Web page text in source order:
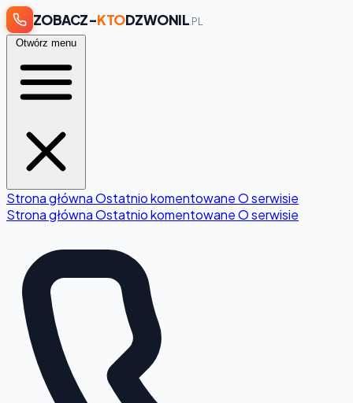
ZOBACZ-KTODZWONIL .PL
Otwórz menu
Strona głównaOstatnio komentowaneO serwisie
Strona głównaOstatnio komentowaneO serwisie